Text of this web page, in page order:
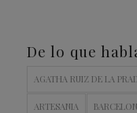
De lo que
AGATHA RUIZ DE LA
ARTESANIA